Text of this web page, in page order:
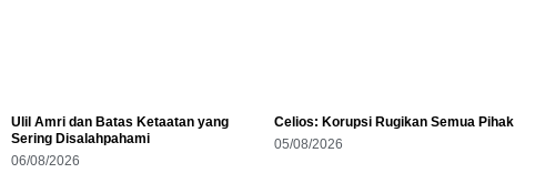
Ulil Amri dan Batas Ketaatan yang
Sering Disalahpahami
06/08/2026
Celios: Korupsi Rugikan Semua Pihak
05/08/2026